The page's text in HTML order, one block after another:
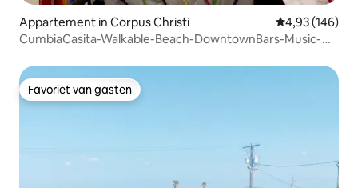
Appartement in Corpus Christi Gemiddelde
4,93 (146)
CumbiaCasita-Walkable-Beach-DowntownBars-Music-
Favoriet van gasten
Favoriet van gasten